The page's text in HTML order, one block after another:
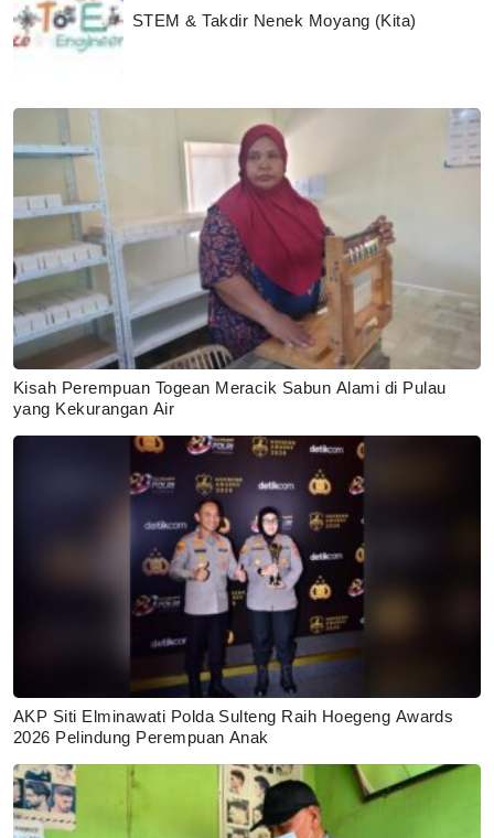
STEM & Takdir Nenek Moyang (Kita)
Kisah Perempuan Togean Meracik Sabun Alami di Pulau
yang Kekurangan Air
AKP Siti Elminawati Polda Sulteng Raih Hoegeng Awards
2026 Pelindung Perempuan Anak